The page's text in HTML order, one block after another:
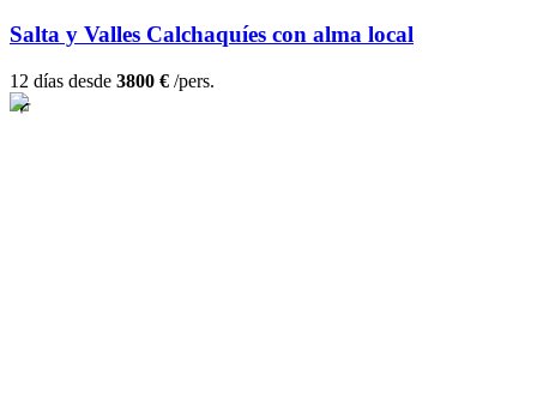
Salta y Valles Calchaquíes con alma local
12 días desde 3800 € /pers.